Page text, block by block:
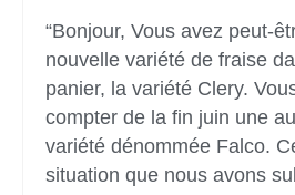
“Bonjour, Vous avez peut-
nouvelle variété de fraise
panier, la variété Clery.
compter de la fin juin une
variété dénommée Falco.
situation que nous avons